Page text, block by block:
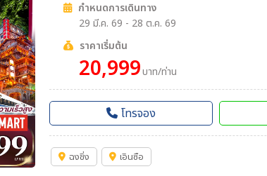
กำหนดการเดินทาง
29 มี.ค. 69 - 28 ต.ค. 69
ราคาเริ่มต้น
20,999บาท/ท่าน
โทรจอง
ฉงชิ่ง เอินซือ